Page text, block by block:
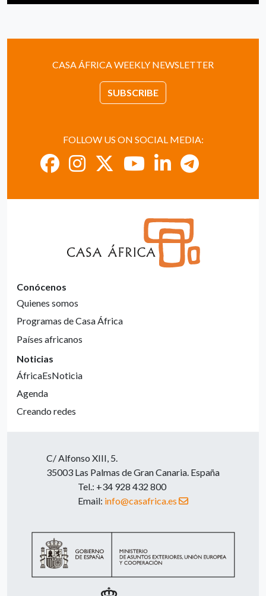
CASA ÁFRICA WEEKLY NEWSLETTER
SUBSCRIBE
FOLLOW US ON SOCIAL MEDIA:
Conócenos
Quienes somos
Programas de Casa África
Países africanos
Noticias
ÁfricaEsNoticia
Agenda
Creando redes
C/ Alfonso XIII, 5.
35003 Las Palmas de Gran Canaria. España
Tel.: +34 928 432 800
Email: info@casafrica.es